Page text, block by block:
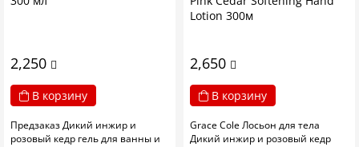
2,250
В корзину
Предзаказ Дикий инжир и
розовый кедр гель для ванны и
2,650
В корзину
Grace Cole Лосьон для тела
Дикий инжир и розовый кедр